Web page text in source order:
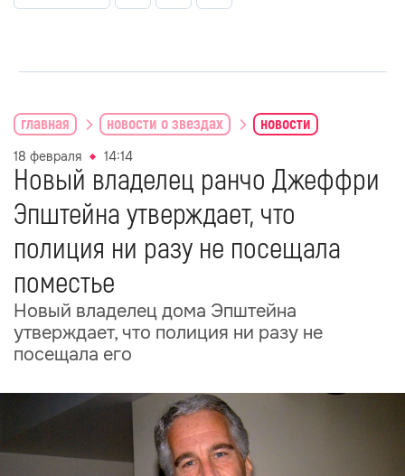
главная новости о звездах новости
18 февраля 14:14
Новый владелец ранчо Джеффри
Эпштейна утверждает, что
полиция ни разу не посещала
поместье
Новый владелец дома Эпштейна
утверждает, что полиция ни разу не
посещала его